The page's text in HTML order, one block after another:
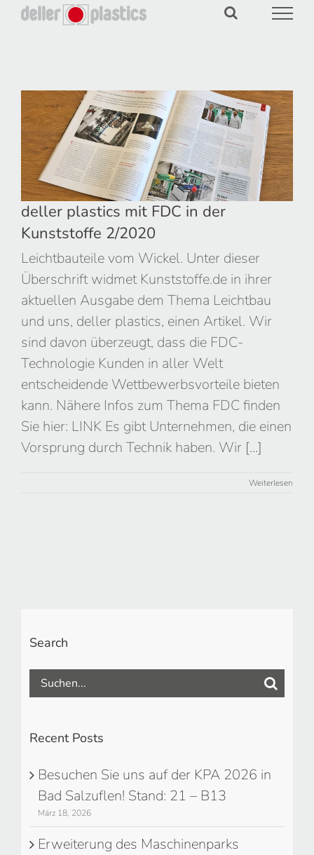
Zum
deller plastics mit FDC in der
Kunststoffe 2/2020
deller plastics mit FDC in der
Kunststoffe 2/2020
Leichtbauteile vom Wickel. Unter dieser
Überschrift widmet Kunststoffe.de in ihrer
aktuellen Ausgabe dem Thema Leichtbau
und uns, deller plastics, einen Artikel. Wir
sind davon überzeugt, dass die FDC-
Technologie Kunden in aller Welt
entscheidende Wettbewerbsvorteile bieten
kann. Nähere Infos zum Thema FDC finden
Sie hier: LINK Es gibt Unternehmen, die einen
Vorsprung durch Technik haben. Wir [...]
Weiterlesen
Search
Suche
nach:
Recent Posts
Besuchen Sie uns auf der KPA 2026 in
Bad Salzuflen! Stand: 21 – B13
März 18, 2026
Erweiterung des Maschinenparks